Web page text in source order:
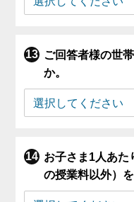
ご回答者様の世
か。
お子さま1人あた
の授業料以外）